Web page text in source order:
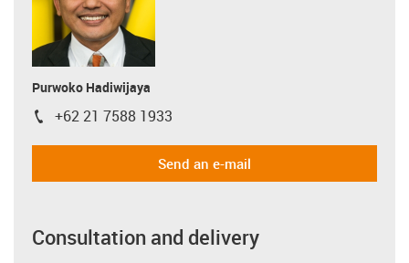
Purwoko Hadiwijaya
igus-icon-phone
+62 21 7588 1933
Send an e-mail
Consultation and delivery